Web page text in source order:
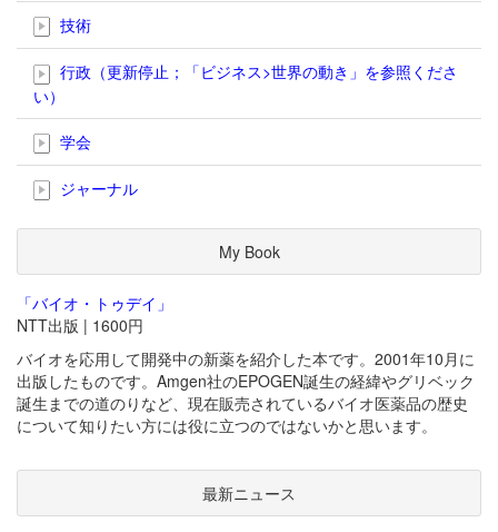
技術
行政（更新停止；「ビジネス>世界の動き」を参照くださ
い）
学会
ジャーナル
My Book
「バイオ・トゥデイ」
NTT出版 | 1600円
バイオを応用して開発中の新薬を紹介した本です。2001年10月に
出版したものです。Amgen社のEPOGEN誕生の経緯やグリベック
誕生までの道のりなど、現在販売されているバイオ医薬品の歴史
について知りたい方には役に立つのではないかと思います。
最新ニュース